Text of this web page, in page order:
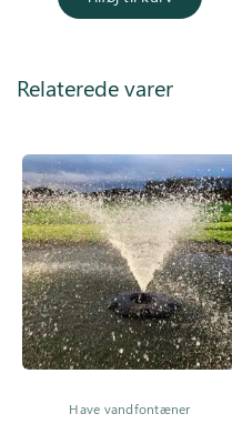
4.750,00 kr..
Relaterede varer
Have vandfontæner